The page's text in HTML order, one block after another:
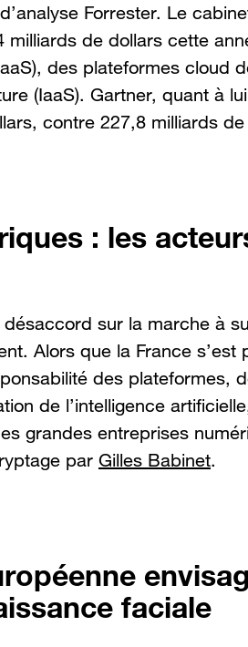
Forrester. Le
de dollars cette
des plateformes cloud
(IaaS). Gartner, quant à
contre 227,8 milliards
: les
sur la marche à
Alors que la France s’est
des plateformes,
de l’intelligence
grandes entreprises
par Gilles Babinet.
faciale